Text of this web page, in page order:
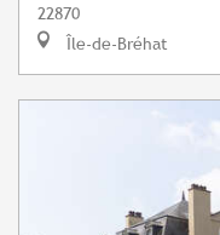
22870
Île-de-Bréhat